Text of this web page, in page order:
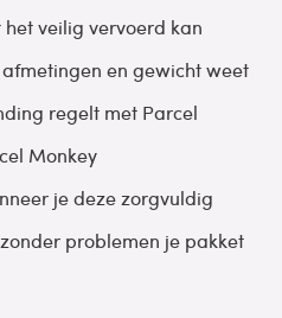
veilig vervoerd kan
en gewicht weet
regelt met Parcel
Monkey
je deze zorgvuldig
problemen je pakket